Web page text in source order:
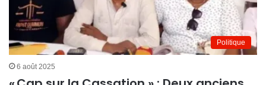
Politique
6 août 2025